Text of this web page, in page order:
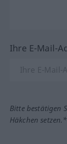
Ihre E-Mail-
Bitte bestätigen
Häkchen setzen.*